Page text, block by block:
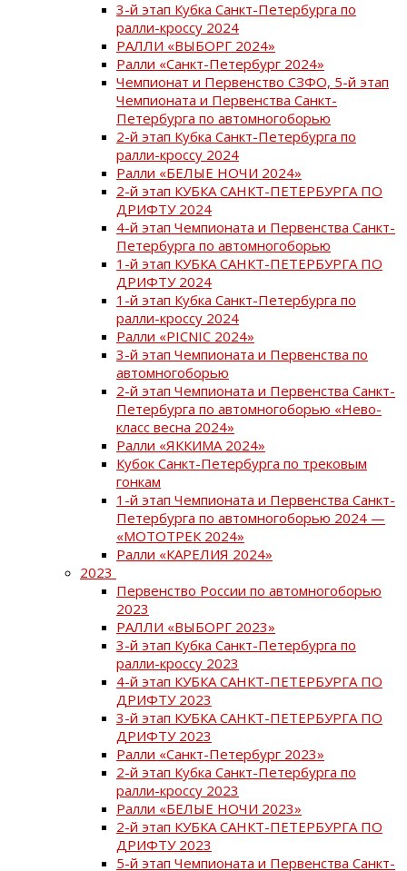
3-й этап Кубка Санкт-Петербурга по
ралли-кроссу 2024
РАЛЛИ «ВЫБОРГ 2024»
Ралли «Санкт-Петербург 2024»
Чемпионат и Первенство СЗФО, 5-й этап
Чемпионата и Первенства Санкт-
Петербурга по автомногоборью
2-й этап Кубка Санкт-Петербурга по
ралли-кроссу 2024
Ралли «БЕЛЫЕ НОЧИ 2024»
2-й этап КУБКА САНКТ-ПЕТЕРБУРГА ПО
ДРИФТУ 2024
4-й этап Чемпионата и Первенства Санкт-
Петербурга по автомногоборью
1-й этап КУБКА САНКТ-ПЕТЕРБУРГА ПО
ДРИФТУ 2024
1-й этап Кубка Санкт-Петербурга по
ралли-кроссу 2024
Ралли «PICNIC 2024»
3-й этап Чемпионата и Первенства по
автомногоборью
2-й этап Чемпионата и Первенства Санкт-
Петербурга по автомногоборью «Нево-
класс весна 2024»
Ралли «ЯККИМА 2024»
Кубок Санкт-Петербурга по трековым
гонкам
1-й этап Чемпионата и Первенства Санкт-
Петербурга по автомногоборью 2024 —
«МОТОТРЕК 2024»
Ралли «КАРЕЛИЯ 2024»
2023
Первенство России по автомногоборью
2023
РАЛЛИ «ВЫБОРГ 2023»
3-й этап Кубка Санкт-Петербурга по
ралли-кроссу 2023
4-й этап КУБКА САНКТ-ПЕТЕРБУРГА ПО
ДРИФТУ 2023
3-й этап КУБКА САНКТ-ПЕТЕРБУРГА ПО
ДРИФТУ 2023
Ралли «Санкт-Петербург 2023»
2-й этап Кубка Санкт-Петербурга по
ралли-кроссу 2023
Ралли «БЕЛЫЕ НОЧИ 2023»
2-й этап КУБКА САНКТ-ПЕТЕРБУРГА ПО
ДРИФТУ 2023
5-й этап Чемпионата и Первенства Санкт-